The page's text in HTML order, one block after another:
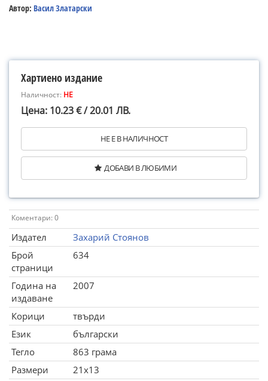
Автор: Васил Златарски
Хартиено издание
Наличност: НЕ
Цена: 10.23 € / 20.01 ЛВ.
НЕ Е В НАЛИЧНОСТ
ДОБАВИ В ЛЮБИМИ
Коментари: 0
Издател
Захарий Стоянов
Брой
страници
634
Година на
издаване
2007
Корици
твърди
Език
български
Тегло
863 грама
Размери
21x13